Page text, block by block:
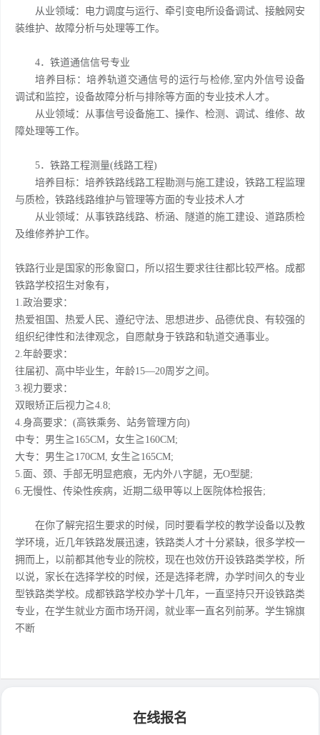
从业领域：电力调度与运行、牵引变电所设备调试、接触网安
装维护、故障分析与处理等工作。
4．铁道通信信号专业
培养目标：培养轨道交通信号的运行与检修,室内外信号设备
调试和监控，设备故障分析与排除等方面的专业技术人才。
从业领域：从事信号设备施工、操作、检测、调试、维修、故
障处理等工作。
5．铁路工程测量(线路工程)
培养目标：培养铁路线路工程勘测与施工建设，铁路工程监理
与质检，铁路线路维护与管理等方面的专业技术人才
从业领域：从事铁路线路、桥涵、隧道的施工建设、道路质检
及维修养护工作。
铁路行业是国家的形象窗口，所以招生要求往往都比较严格。成都
铁路学校招生对象有，
1.政治要求：
热爱祖国、热爱人民、遵纪守法、思想进步、品德优良、有较强的
组织纪律性和法律观念，自愿献身于铁路和轨道交通事业。
2.年龄要求：
往届初、高中毕业生，年龄15—20周岁之间。
3.视力要求：
双眼矫正后视力≧4.8;
4.身高要求：(高铁乘务、站务管理方向)
中专：男生≧165CM，女生≧160CM;
大专：男生≧170CM, 女生≧165CM;
5.面、颈、手部无明显疤痕，无内外八字腿，无O型腿;
6.无慢性、传染性疾病，近期二级甲等以上医院体检报告;
在你了解完招生要求的时候，同时要看学校的教学设备以及教
学环境，近几年铁路发展迅速，铁路类人才十分紧缺，很多学校一
拥而上，以前都其他专业的院校，现在也效仿开设铁路类学校，所
以说，家长在选择学校的时候，还是选择老牌，办学时间久的专业
型铁路类学校。成都铁路学校办学十几年，一直坚持只开设铁路类
专业，在学生就业方面市场开阔，就业率一直名列前茅。学生锦旗
不断
在线报名